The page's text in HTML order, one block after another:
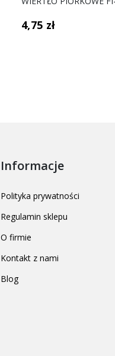
4,75 zł
Informacje
Polityka prywatności
Regulamin sklepu
O firmie
Kontakt z nami
Blog